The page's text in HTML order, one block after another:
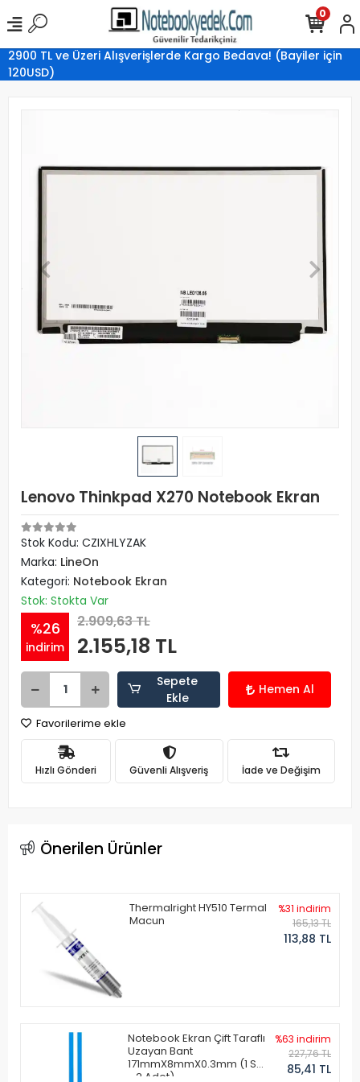
2900 TL ve Üzeri Alışverişlerde Kargo Bedava! (Bayiler için
120USD)
0
Lenovo Thinkpad X270 Notebook Ekran
Stok Kodu: CZIXHLYZAK
Marka: LineOn
Kategori: Notebook Ekran
Stok: Stokta Var
%26
indirim
2.909,63 TL
2.155,18 TL
Sepete
Ekle
Hemen Al
Favorilerime ekle
Hızlı Gönderi Güvenli Alışveriş İade ve Değişim
Önerilen Ürünler
Thermalright HY510 Termal
Macun
%31 indirim
165,13 TL
113,88 TL
Notebook Ekran Çift Taraflı
Uzayan Bant
171mmX8mmX0.3mm (1 Set
- 2 Adet)
%63 indirim
227,76 TL
85,41 TL